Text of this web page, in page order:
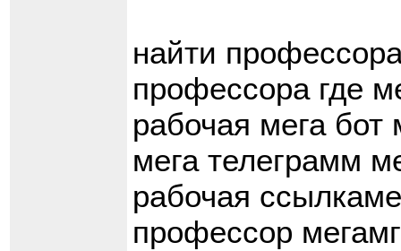
найти
профессора где
рабочая мега бот
мега телеграмм
рабочая
профессор